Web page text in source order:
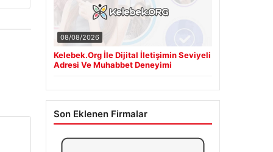
08/08/2026
Kelebek.Org İle Dijital İletişimin Seviyeli
Adresi Ve Muhabbet Deneyimi
Son Eklenen Firmalar